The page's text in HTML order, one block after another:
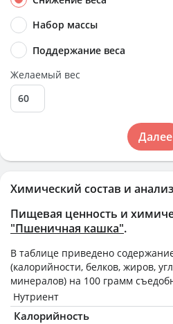
Химический состав и
Пищевая ценность и
"Пшеничная кашка".
В таблице приведено
(калорийности, белков, жиров,
минералов) на 100 грамм
Нутриент
Калорийность
Набор массы
Поддержание веса
Желаемый вес
Далее